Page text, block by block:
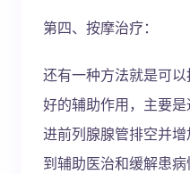
第四、按摩治疗：
还有一种方法就是可
好的辅助作用，主要
进前列腺腺管排空并
到辅助医治和缓解患病